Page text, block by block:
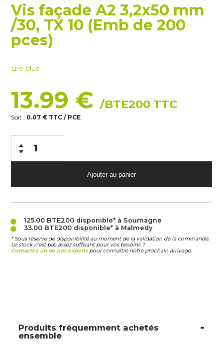
Vis façade A2 3,2x50 mm
/30, TX 10 (Emb de 200
pces)
Lire plus
13.99 €/BTE200 TTC
Soit : 0.07 € TTC / PCE
125.00 BTE200disponible* à Soumagne
33.00 BTE200disponible* à Malmedy
* Sous réserve de disponibilité au moment de la validation de la commande.
Le stock n’est pas assez suffisant pour vos besoins ?
Contactez un de nos expertspour connaître notre prochain arrivage.
Produits fréquemment achetés
ensemble